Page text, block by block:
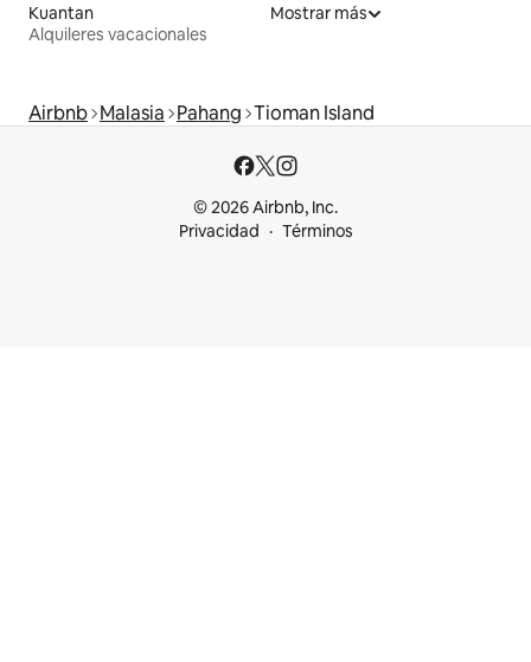
Kuantan
Alquileres vacacionales
Mostrar más
Airbnb Malasia Pahang Tioman Island
© 2026 Airbnb, Inc.
Privacidad
Términos